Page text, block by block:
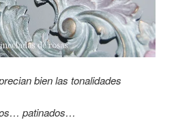
bien las tonalidades
patinados…